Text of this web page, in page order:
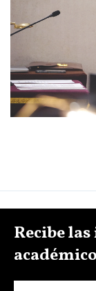
Recibe